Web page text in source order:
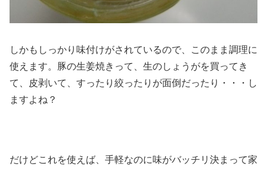
しかもしっかり味付けがされているので、このまま調理に
使えます。豚の生姜焼きって、生のしょうがを買ってき
て、皮剥いて、すったり絞ったりが面倒だったり・・・し
ますよね？
だけどこれを使えば、手軽なのに味がバッチリ決まって家